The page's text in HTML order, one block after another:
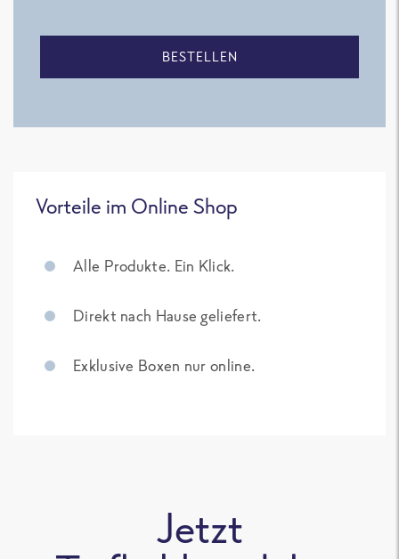
BESTELLEN
Vorteile im Online Shop
Alle Produkte. Ein Klick.
Direkt nach Hause geliefert.
Exklusive Boxen nur online.
Jetzt